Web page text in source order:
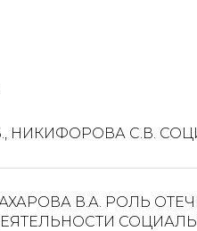
НИКИФОРОВА С.В.
В.А. РОЛЬ